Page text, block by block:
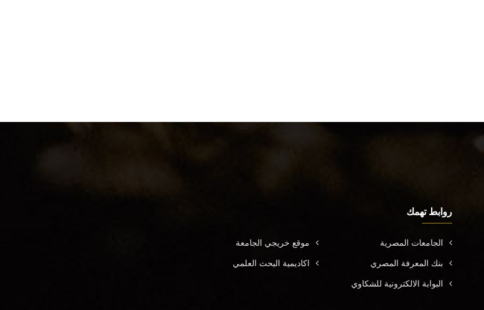
روابط تهمك
الجامعات المصرية موقع خريجي الجامعة
بنك المعرفة المصري اكاديمية البحث العلمي
البوابة الالكترونية للشكاوي